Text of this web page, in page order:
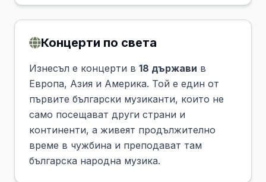
Концерти по света
Изнесъл е концерти в 18 държави в
Европа, Азия и Америка. Той е един от
първите български музиканти, които не
само посещават други страни и
континенти, а живеят продължително
време в чужбина и преподават там
българска народна музика.